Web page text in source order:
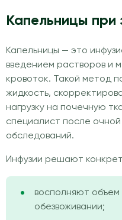
Капельницы при
Капельницы — это
введением растворов и
кровоток. Такой метод
жидкость,
нагрузку на почечную
специалист после
обследований.
Инфузии решают
восполняют объем
обезвоживании;